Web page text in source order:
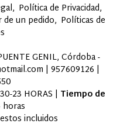
Política de Privacidad
de un pedido Políticas de
GENIL, Córdoba -
| 957609126 |
23 HORAS | Tiempo de
horas
incluidos